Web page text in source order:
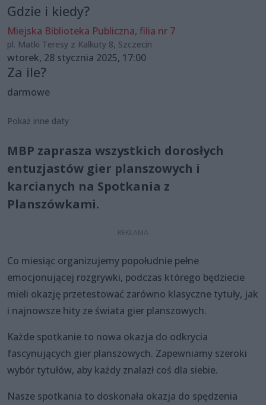
Gdzie i kiedy?
Miejska Biblioteka Publiczna, filia nr 7
pl. Matki Teresy z Kalkuty 8, Szczecin
wtorek, 28 stycznia 2025, 17:00
Za ile?
darmowe
Pokaż inne daty
MBP zaprasza wszystkich dorosłych
entuzjastów gier planszowych i
karcianych na Spotkania z
Planszówkami.
Co miesiąc organizujemy popołudnie pełne
emocjonującej rozgrywki, podczas którego będziecie
mieli okazję przetestować zarówno klasyczne tytuły, jak
i najnowsze hity ze świata gier planszowych.
Każde spotkanie to nowa okazja do odkrycia
fascynujących gier planszowych. Zapewniamy szeroki
wybór tytułów, aby każdy znalazł coś dla siebie.
Nasze spotkania to doskonała okazja do spędzenia